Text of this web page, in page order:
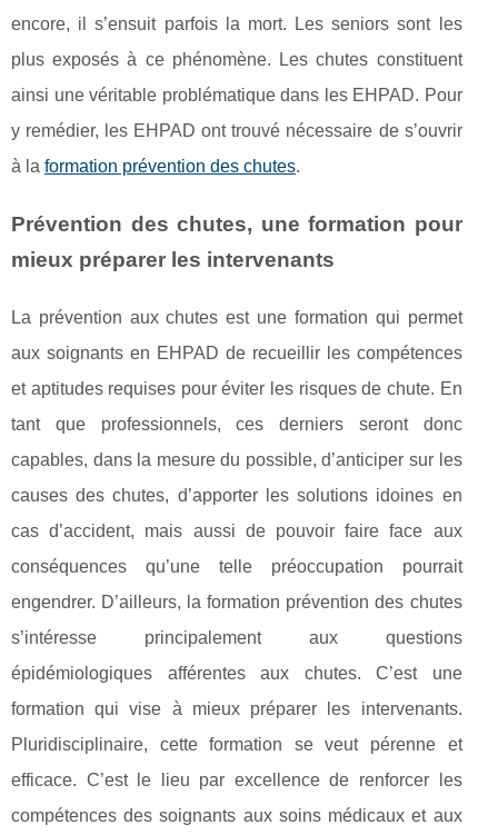
encore, il s’ensuit parfois la mort. Les seniors sont les
plus exposés à ce phénomène. Les chutes constituent
ainsi une véritable problématique dans les EHPAD. Pour
y remédier, les EHPAD ont trouvé nécessaire de s’ouvrir
à la formation prévention des chutes.
Prévention des chutes, une formation pour
mieux préparer les intervenants
La prévention aux chutes est une formation qui permet
aux soignants en EHPAD de recueillir les compétences
et aptitudes requises pour éviter les risques de chute. En
tant que professionnels, ces derniers seront donc
capables, dans la mesure du possible, d’anticiper sur les
causes des chutes, d’apporter les solutions idoines en
cas d’accident, mais aussi de pouvoir faire face aux
conséquences qu’une telle préoccupation pourrait
engendrer. D’ailleurs, la formation prévention des chutes
s’intéresse principalement aux questions
épidémiologiques afférentes aux chutes. C’est une
formation qui vise à mieux préparer les intervenants.
Pluridisciplinaire, cette formation se veut pérenne et
efficace. C’est le lieu par excellence de renforcer les
compétences des soignants aux soins médicaux et aux